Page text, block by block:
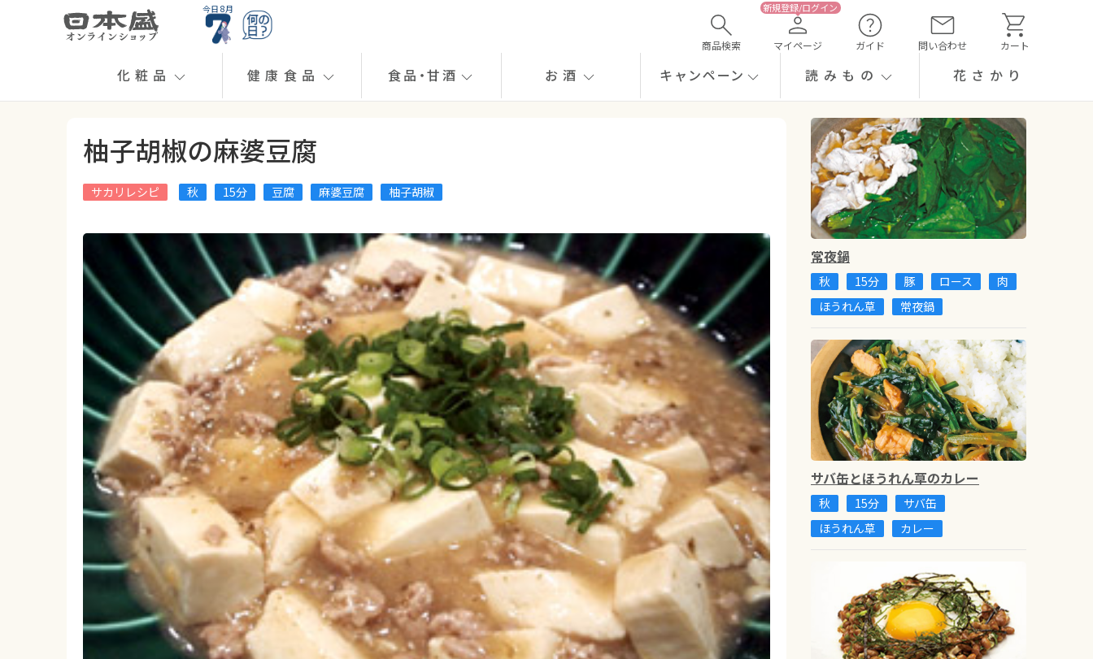
今日 8月
商品検索 マイページ ガイド 問い合わせ カート
化粧品 健康食品 食品・甘酒 お酒 キャンペーン 読みもの 花さかり
柚子胡椒の麻婆豆腐
サカリレシピ 秋 15分 豆腐 麻婆豆腐 柚子胡椒
常夜鍋
秋 15分 豚 ロース
肉
ほうれん草
常夜鍋
サバ缶とほうれん草のカレー
秋 15分
サバ缶
ほうれん草
カレー